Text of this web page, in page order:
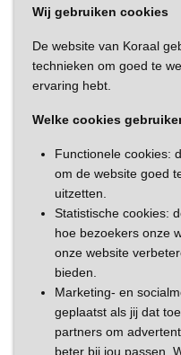
Wij gebruiken cookies
De website van Koraal
technieken om goed te
ervaring hebt.
Welke cookies
Functionele cookies:
om de website goed
uitzetten.
Statistische cookies:
hoe bezoekers onze
onze website
bieden.
Marketing- en
geplaatst als jij dat
partners om
beter bij jou passen.
Terug naar